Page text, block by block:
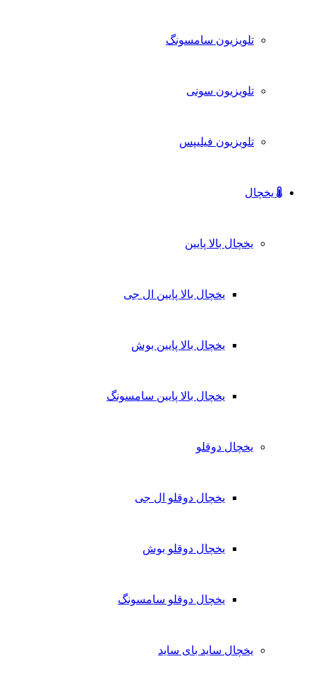
تلویزیون سامسونگ
تلویزیون سونی
تلویزیون فیلیپس
یخچال
یخچال بالا پایین
یخچال بالا پایین ال جی
یخچال بالا پایین بوش
یخچال بالا پایین سامسونگ
یخچال دوقلو
یخچال دوقلو ال جی
یخچال دوقلو بوش
یخچال دوقلو سامسونگ
یخچال ساید بای ساید